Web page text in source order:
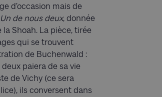
d’occasion mais de
Un de nous deux, donnée
Shoah. La pièce, tirée
qui se trouvent
de Buchenwald :
paiera de sa vie
de Vichy (ce sera
ils conversent dans